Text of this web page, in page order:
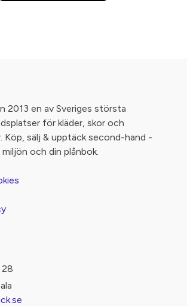
2013 en av Sveriges största
för kläder, skor och
Köp, sälj & upptäck second-hand -
och din plånbok.
28